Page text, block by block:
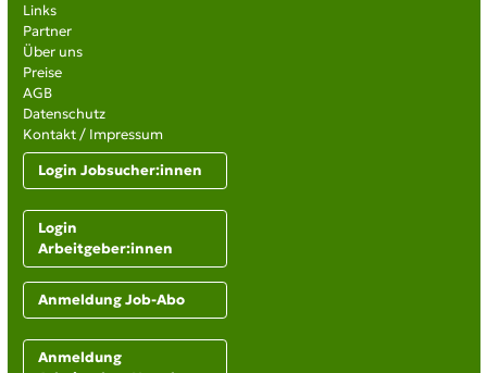
Links
Partner
Über uns
Preise
AGB
Datenschutz
Kontakt / Impressum
Login Jobsucher:innen
Login
Arbeitgeber:innen
Anmeldung Job-Abo
Anmeldung